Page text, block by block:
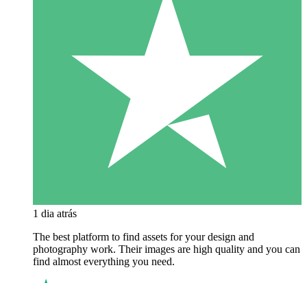
1 dia atrás
The best platform to find assets for your design and
photography work. Their images are high quality and you can
find almost everything you need.